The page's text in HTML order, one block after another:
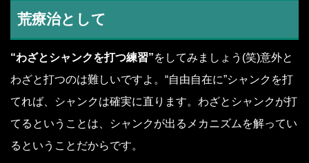
荒療治として
“わざとシャンクを打つ練習”をしてみましょう(笑)意外と
わざと打つのは難しいですよ。“自由自在に”シャンクを打
てれば、シャンクは確実に直ります。わざとシャンクが打
てるということは、シャンクが出るメカニズムを解ってい
るということだからです。